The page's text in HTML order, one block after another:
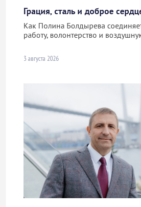
Грация, сталь и доброе
Как Полина Болдырева
работу, волонтерство и
3 августа 2026